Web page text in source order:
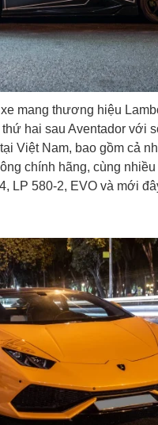
mang thương hiệu
hai sau Aventador với
Việt Nam, bao gồm cả
chính hãng, cùng
LP 580-2, EVO và mới